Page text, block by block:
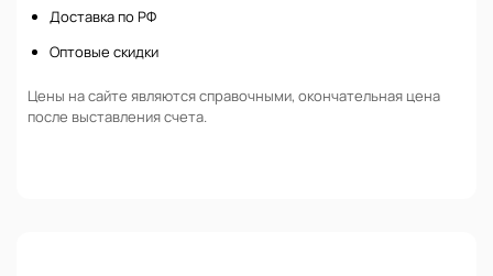
Доставка по РФ
Оптовые скидки
Цены на сайте являются справочными, окончательная цена
после выставления счета.